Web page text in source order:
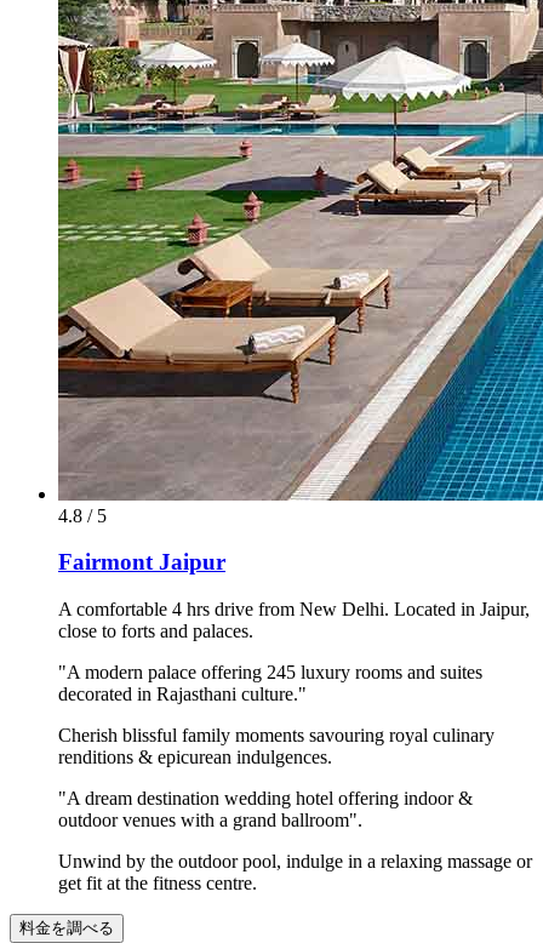
4.8 / 5
Fairmont Jaipur
A comfortable 4 hrs drive from New Delhi. Located in Jaipur,
close to forts and palaces.
"A modern palace offering 245 luxury rooms and suites
decorated in Rajasthani culture."
Cherish blissful family moments savouring royal culinary
renditions & epicurean indulgences.
"A dream destination wedding hotel offering indoor &
outdoor venues with a grand ballroom".
Unwind by the outdoor pool, indulge in a relaxing massage or
get fit at the fitness centre.
料金を調べる